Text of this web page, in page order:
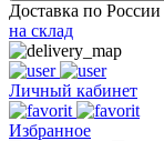
Доставка по России
на склад
Личный кабинет
Избранное